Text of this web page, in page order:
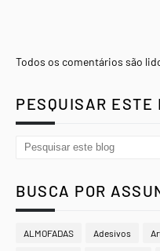
Todos os comentários são
PESQUISAR ESTE
BUSCA POR
ALMOFADAS Adesivos